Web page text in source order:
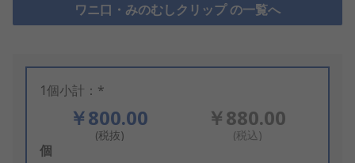
ワニ口・みのむしクリップ の一覧へ
1個小計：*
￥800.00
(税抜)
￥880.00
(税込)
Add
個